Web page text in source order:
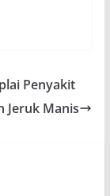
Penyakit
Jeruk Manis